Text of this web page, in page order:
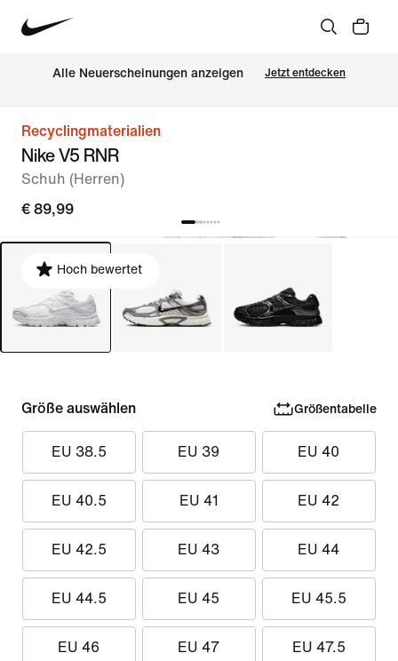
Alle Neuerscheinungen anzeigen Jetzt entdecken
Recyclingmaterialien
Nike V5 RNR
Schuh (Herren)
€ 89,99
Hoch bewertet
Größe auswählen Größentabelle
EU 38.5 EU 39 EU 40
EU 40.5 EU 41 EU 42
EU 42.5 EU 43 EU 44
EU 44.5 EU 45 EU 45.5
EU 46 EU 47 EU 47.5